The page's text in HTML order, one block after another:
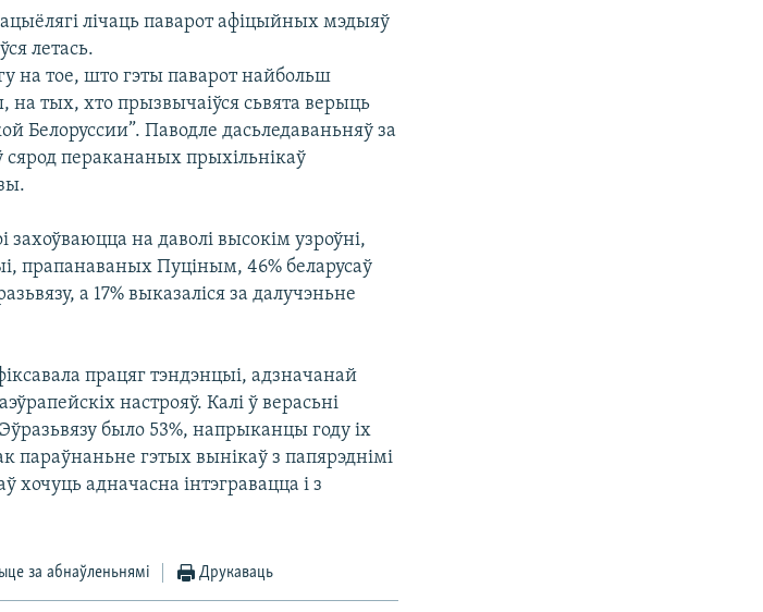
лічаць паварот афіцыйных мэдыяў
летась.
на тое, што гэты паварот найбольш
на тых, хто прызвычаіўся сьвята верыць
Белоруссии”. Паводле дасьледаваньняў за
перакананых прыхільнікаў
на даволі высокім узроўні,
прапанаваных Пуціным, 46% беларусаў
а 17% выказаліся за далучэньне
працяг тэндэнцыі, адзначанай
настрояў. Калі ў верасьні
было 53%, напрыканцы году іх
параўнаньне гэтых вынікаў з папярэднімі
хочуць адначасна інтэгравацца і з
за абнаўленьнямі Друкаваць